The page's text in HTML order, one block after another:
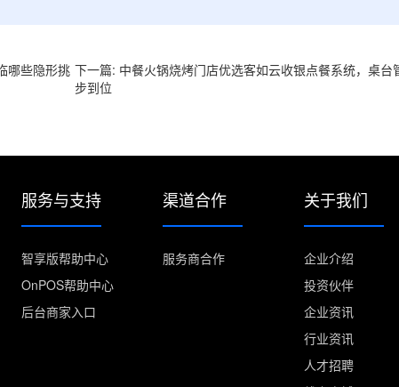
哪些隐形挑 下一篇: 中餐火锅烧烤门店优选客如云收银点餐系统，桌
步到位
服务与支持
智享版帮助中心
OnPOS帮助中心
后台商家入口
渠道合作
服务商合作
关于我们
企业介绍
投资伙伴
企业资讯
行业资讯
人才招聘